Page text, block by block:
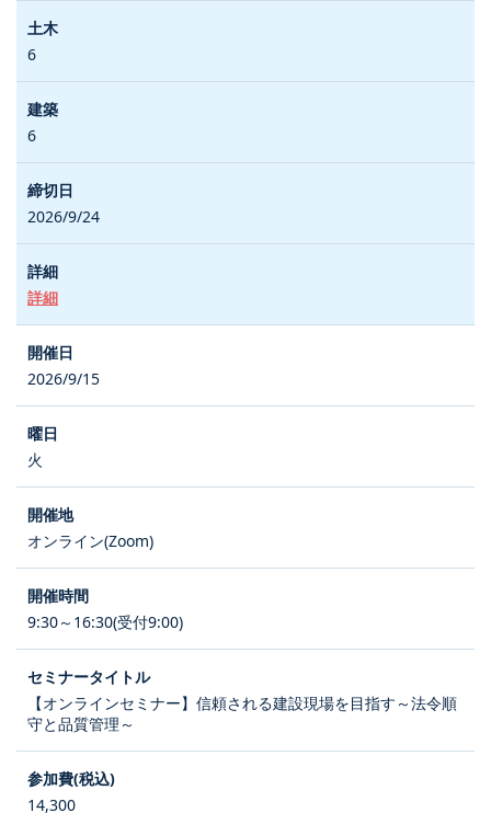
6
6
2026/9/24
詳細
2026/9/15
火
オンライン(Zoom)
9:30～16:30(受付9:00)
【オンラインセミナー】信頼される建設現場を目指す～法令順
守と品質管理～
14,300